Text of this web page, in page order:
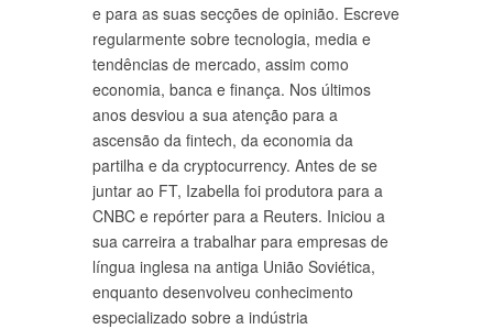
e para as suas secções de opinião. Escreve
regularmente sobre tecnologia, media e
tendências de mercado, assim como
economia, banca e finança. Nos últimos
anos desviou a sua atenção para a
ascensão da fintech, da economia da
partilha e da cryptocurrency. Antes de se
juntar ao FT, Izabella foi produtora para a
CNBC e repórter para a Reuters. Iniciou a
sua carreira a trabalhar para empresas de
língua inglesa na antiga União Soviética,
enquanto desenvolveu conhecimento
especializado sobre a indústria